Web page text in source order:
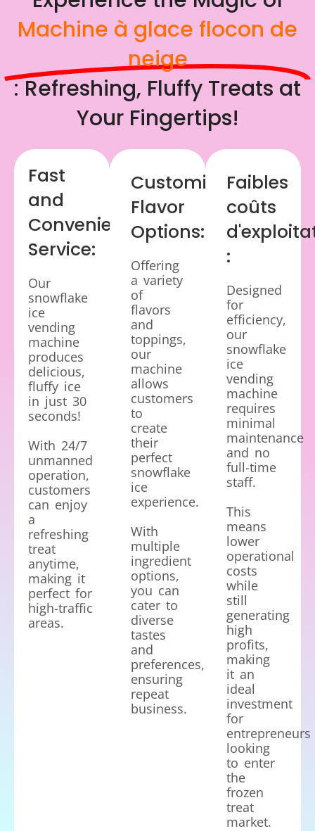
Machine à glace flocon de
neige
: Refreshing, Fluffy Treats at
Your Fingertips!
Fast
and
Convenient
Service:
Our
snowflake
ice
vending
machine
produces
delicious,
fluffy ice
in just 30
seconds!
With 24/7
unmanned
operation,
customers
can enjoy
a
refreshing
treat
anytime,
making it
perfect for
high-traffic
areas.
Customizable
Flavor
Options:
Offering
a variety
of
flavors
and
toppings,
our
machine
allows
customers
to
create
their
perfect
snowflake
ice
experience.
With
multiple
ingredient
options,
you can
cater to
diverse
tastes
and
preferences,
ensuring
repeat
business.
Faibles
coûts
:
Designed
for
efficiency,
our
snowflake
ice
vending
machine
requires
minimal
maintenance
and no
full-time
staff.
This
means
lower
operational
costs
while
still
generating
high
profits,
making
it an
ideal
investment
for
entrepreneurs
looking
to enter
the
frozen
treat
market.